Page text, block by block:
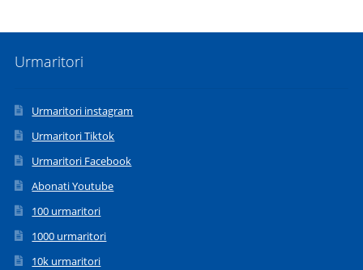
Urmaritori
Urmaritori instagram
Urmaritori Tiktok
Urmaritori Facebook
Abonati Youtube
100 urmaritori
1000 urmaritori
10k urmaritori